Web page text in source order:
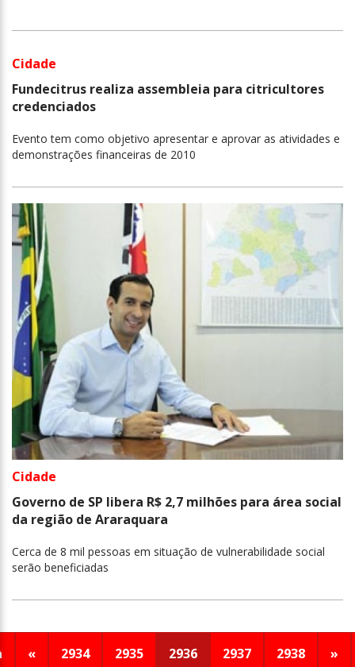
Cidade
Fundecitrus realiza assembleia para citricultores
credenciados
Evento tem como objetivo apresentar e aprovar as atividades e
demonstrações financeiras de 2010
Cidade
Governo de SP libera R$ 2,7 milhões para área social
da região de Araraquara
Cerca de 8 mil pessoas em situação de vulnerabilidade social
serão beneficiadas
« 2934 2935 2936 2937 2938 »